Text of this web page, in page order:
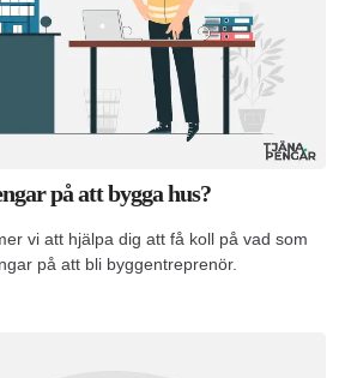
på att bygga hus?
vi att hjälpa dig att få koll på vad som
på att bli byggentreprenör.